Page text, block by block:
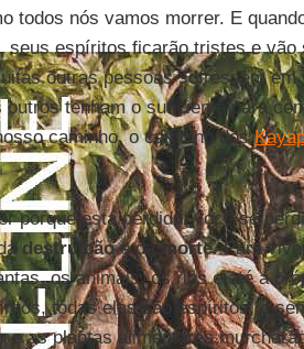
todos nós vamos morrer. E
espíritos ficarão tristes e vão
outras pessoas sofressem em
tenham o suficiente para
caminho, o caminho dos
porque está perdido, você se
destruiçãoe damorte. Para
os animais, os rios e até a
todas elas são espíritos, e
e as plantas alimentares